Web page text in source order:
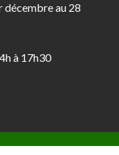
décembre au 28
à 17h30